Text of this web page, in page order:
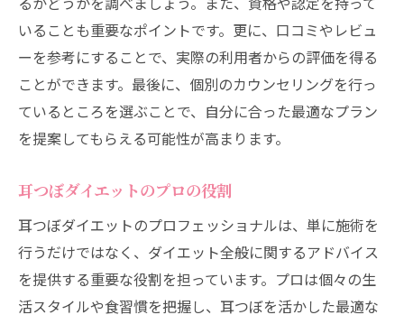
いることも重要なポイントです。更に、口コミやレビュ
ーを参考にすることで、実際の利用者からの評価を得る
ことができます。最後に、個別のカウンセリングを行っ
ているところを選ぶことで、自分に合った最適なプラン
を提案してもらえる可能性が高まります。
耳つぼダイエットのプロの役割
耳つぼダイエットのプロフェッショナルは、単に施術を
行うだけではなく、ダイエット全般に関するアドバイス
を提供する重要な役割を担っています。プロは個々の生
活スタイルや食習慣を把握し、耳つぼを活かした最適な